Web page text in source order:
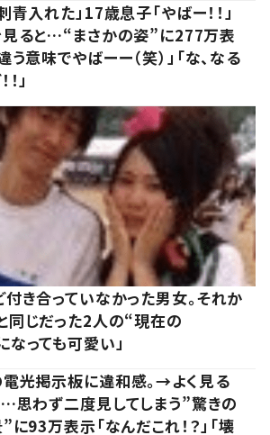
青入れた」17歳息子「やばー！！」
ると…“まさかの姿”に277万表
う意味でやばーー（笑）」「な、なる
」
付き合っていなかった男女。それか
じだった2人の“現在の
っても可愛い」
光掲示板に違和感。→よく見る
思わず二度見してしまう”驚きの
に93万表示「なんだこれ！？」「壊